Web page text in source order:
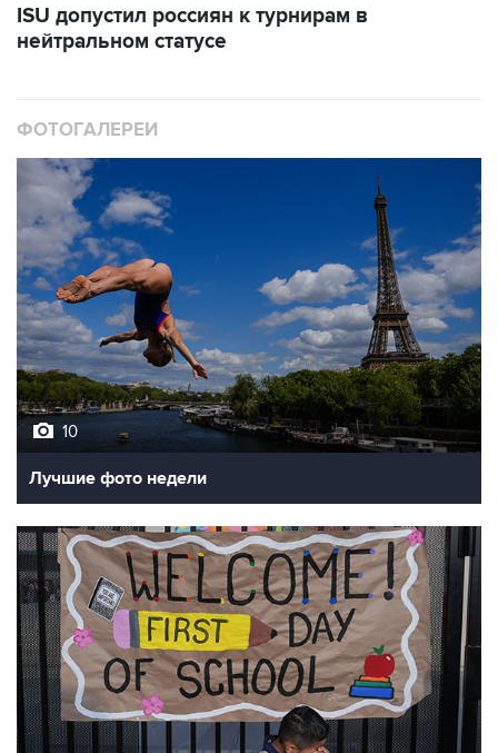
ISU допустил россиян к турнирам в
нейтральном статусе
ФОТОГАЛЕРЕИ
10
Лучшие фото недели